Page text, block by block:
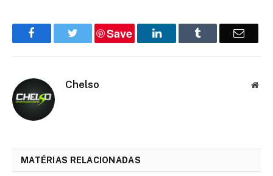
FacebookTwitterSave LinkedIn Email
Chelso
MATÉRIAS RELACIONADAS